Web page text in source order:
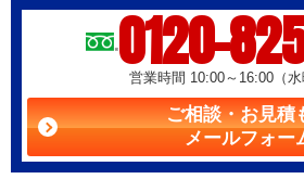
0120-
営業時間 10:00～16:00（水
ご相談・お見積
メールフォー